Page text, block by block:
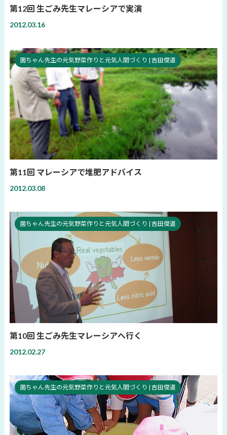
第12回 生ごみ先生マレーシアで実演
2012.03.16
菌ちゃん先生の元気野菜作りと元気人間づくり | 吉田俊道
第11回 マレーシアで堆肥アドバイス
2012.03.08
菌ちゃん先生の元気野菜作りと元気人間づくり | 吉田俊道
第10回 生ごみ先生マレーシアへ行く
2012.02.27
菌ちゃん先生の元気野菜作りと元気人間づくり | 吉田俊道